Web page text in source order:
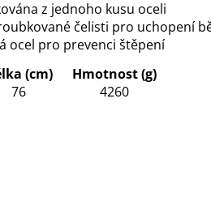
z jednoho kusu oceli
čelisti pro uchopení
ocel pro prevenci štěpení
(cm)
Hmotnost (g)
76 4260